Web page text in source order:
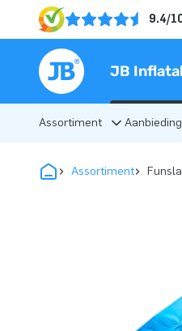
9.4/
JB
Assortiment
Assortiment